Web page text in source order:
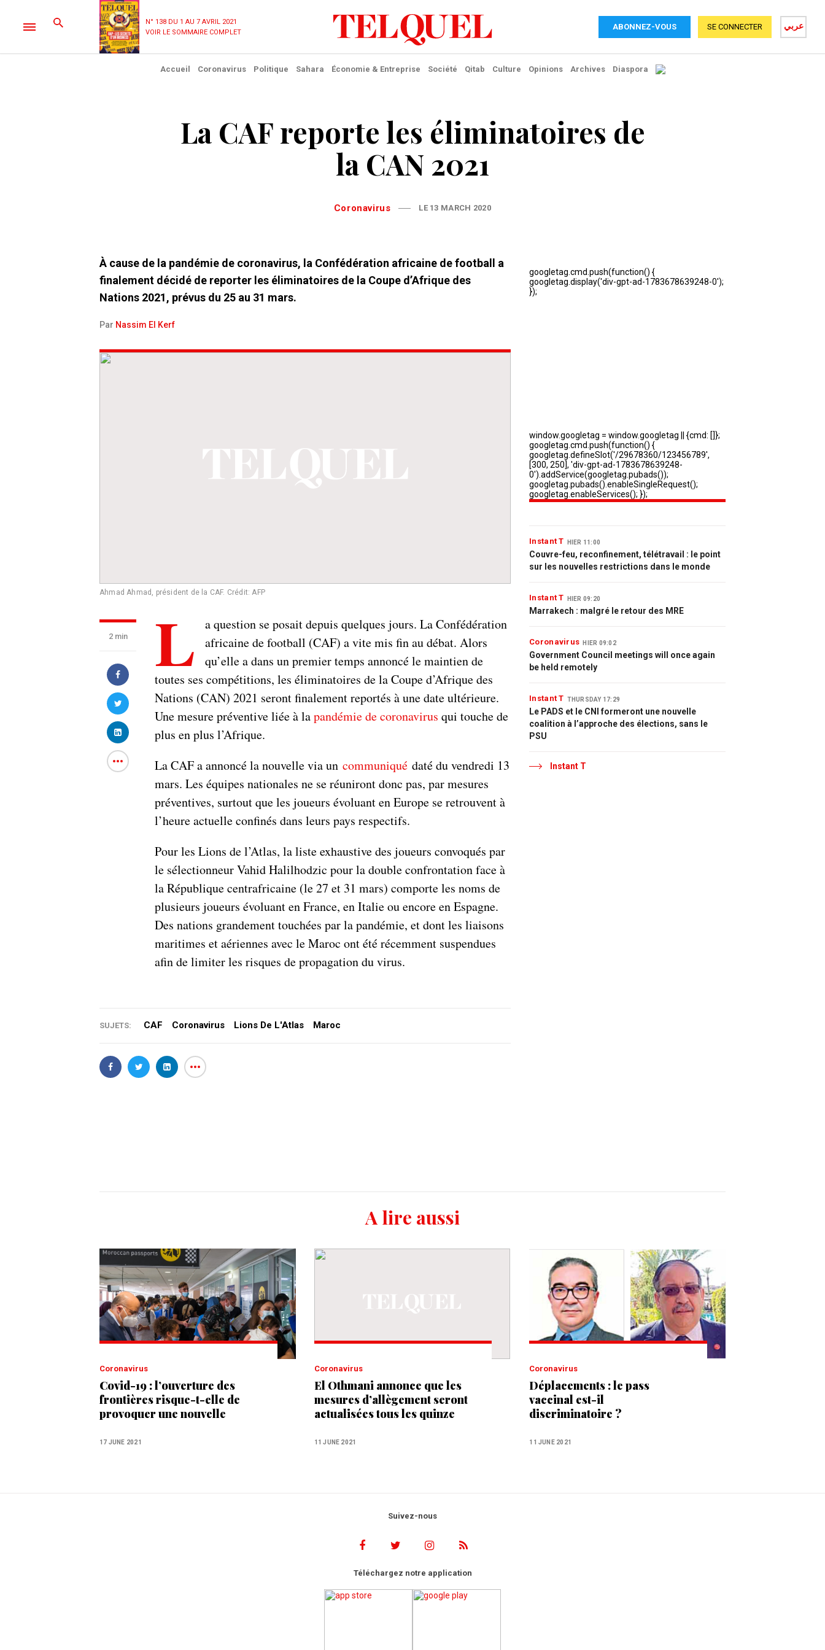
N° 138 DU 1 AU 7 AVRIL 2021
VOIR LE SOMMAIRE COMPLET
ABONNEZ-VOUS عربي SE CONNECTER
Accueil Coronavirus Politique Sahara Économie & Entreprise Société Qitab Culture Opinions Archives Diaspora
La CAF reporte les éliminatoires de
la CAN 2021
Coronavirus LE 13 MARCH 2020
À cause de la pandémie de coronavirus, la Confédération africaine de football a
finalement décidé de reporter les éliminatoires de la Coupe d’Afrique des
Nations 2021, prévus du 25 au 31 mars.
Par Nassim El Kerf
Ahmad Ahmad, président de la CAF. Crédit: AFP
2 min L
a question se posait depuis quelques jours. La Confédération
africaine de football (CAF) a vite mis fin au débat. Alors
qu’elle a dans un premier temps annoncé le maintien de
toutes ses compétitions, les éliminatoires de la Coupe d’Afrique des
Nations (CAN) 2021 seront finalement reportés à une date ultérieure.
Une mesure préventive liée à lapandémie de coronavirus qui touche de
plus en plus l’Afrique.
La CAF a annoncé la nouvelle via un communiqué daté du vendredi 13
mars. Les équipes nationales ne se réuniront donc pas, par mesures
préventives, surtout que les joueurs évoluant en Europe se retrouvent à
l’heure actuelle confinés dans leurs pays respectifs.
Pour les Lions de l’Atlas, la liste exhaustive des joueurs convoqués par
le sélectionneur Vahid Halilhodzic pour la double confrontation face à
la République centrafricaine (le 27 et 31 mars) comporte les noms de
plusieurs joueurs évoluant en France, en Italie ou encore en Espagne.
Des nations grandement touchées par la pandémie, et dont les liaisons
maritimes et aériennes avec le Maroc ont été récemment suspendues
afin de limiter les risques de propagation du virus.
SUJETS: CAF Coronavirus Lions De L'Atlas Maroc
Instant T HIER 11:00
Couvre-feu, reconfinement, télétravail : le point
sur les nouvelles restrictions dans le monde
Instant T HIER 09:20
Marrakech : malgré le retour des MRE
Coronavirus HIER 09:02
Government Council meetings will once again
be held remotely
Instant T THURSDAY 17:29
Le PADS et le CNI formeront une nouvelle
coalition à l’approche des élections, sans le
PSU
Instant T
A lire aussi
Coronavirus
Covid-19 : l’ouverture des
frontières risque-t-elle de
provoquer une nouvelle
17 JUNE 2021
Coronavirus
El Othmani annonce que les
mesures d’allègement seront
actualisées tous les quinze
11 JUNE 2021
Coronavirus
Déplacements : le pass
vaccinal est-il
discriminatoire ?
11 JUNE 2021
Suivez-nous
Téléchargez notre application